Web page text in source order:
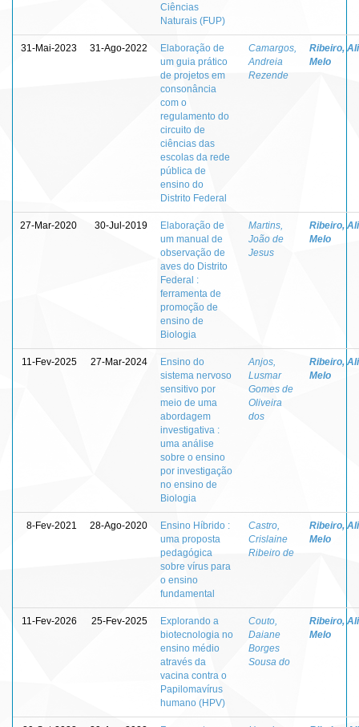
Ciências
Naturais (FUP)
31-Mai-2023 31-Ago-2022
Elaboração de
um guia prático
de projetos em
consonância
com o
regulamento do
circuito de
ciências das
escolas da rede
pública de
ensino do
Distrito Federal
Camargos,
Andreia
Rezende
Ribeiro,
Melo
27-Mar-2020 30-Jul-2019
Elaboração de
um manual de
observação de
aves do Distrito
Federal :
ferramenta de
promoção de
ensino de
Biologia
Martins,
João de
Jesus
Ribeiro,
Melo
11-Fev-2025 27-Mar-2024
Ensino do
sistema nervoso
sensitivo por
meio de uma
abordagem
investigativa :
uma análise
sobre o ensino
por investigação
no ensino de
Biologia
Anjos,
Lusmar
Gomes de
Oliveira
dos
Ribeiro,
Melo
8-Fev-2021 28-Ago-2020
Ensino Híbrido :
uma proposta
pedagógica
sobre vírus para
o ensino
fundamental
Castro,
Crislaine
Ribeiro de
Ribeiro,
Melo
11-Fev-2026 25-Fev-2025
Explorando a
biotecnologia no
ensino médio
através da
vacina contra o
Papilomavírus
humano (HPV)
Couto,
Daiane
Borges
Sousa do
Ribeiro,
Melo